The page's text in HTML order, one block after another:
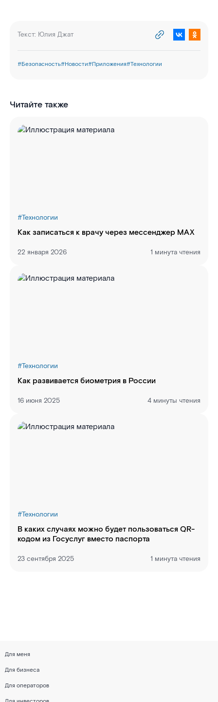
Текст: Юлия Джат
#Безопасность#Новости#Приложения#Технологии
Читайте также
#Технологии
Как записаться к врачу через мессенджер MAX
22 января 2026 1 минута чтения
#Технологии
Как развивается биометрия в России
16 июня 2025 4 минуты чтения
#Технологии
В каких случаях можно будет пользоваться QR-
кодом из Госуслуг вместо паспорта
23 сентября 2025 1 минута чтения
Для меня
Для бизнеса
Для операторов